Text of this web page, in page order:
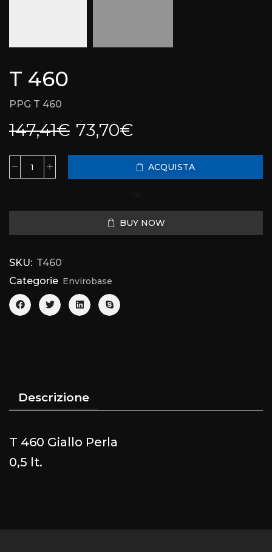
T 460
PPG T 460
147,41€ 73,70€
ACQUISTA
BUY NOW
SKU: T460
Categorie Envirobase
Descrizione
T 460 Giallo Perla
0,5 lt.